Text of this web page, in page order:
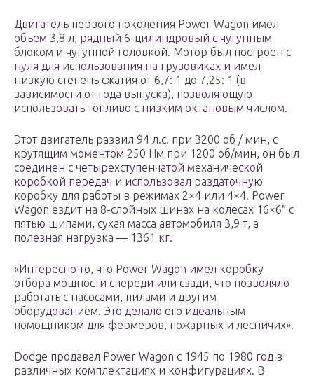
Двигатель первого поколения Power Wagon имел
объем 3,8 л, рядный 6-цилиндровый с чугунным
блоком и чугунной головкой. Мотор был построен с
нуля для использования на грузовиках и имел
низкую степень сжатия от 6,7: 1 до 7,25: 1 (в
зависимости от года выпуска), позволяющую
использовать топливо с низким октановым числом.
Этот двигатель развил 94 л.с. при 3200 об / мин, с
крутящим моментом 250 Нм при 1200 об/мин, он был
соединен с четырехступенчатой механической
коробкой передач и использовал раздаточную
коробку для работы в режимах 2×4 или 4×4. Power
Wagon ездит на 8-слойных шинах на колесах 16×6″ с
пятью шипами, сухая масса автомобиля 3,9 т, а
полезная нагрузка — 1361 кг.
«Интересно то, что Power Wagon имел коробку
отбора мощности спереди или сзади, что позволяло
работать с насосами, пилами и другим
оборудованием. Это делало его идеальным
помощником для фермеров, пожарных и лесничих».
Dodge продавал Power Wagon с 1945 по 1980 год в
различных комплектациях и конфигурациях. В